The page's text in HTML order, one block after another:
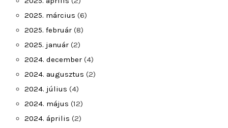
2025. március (6)
2025. február (8)
2025. január (2)
2024. december (4)
2024. augusztus (2)
2024. július (4)
2024. május (12)
2024. április (2)